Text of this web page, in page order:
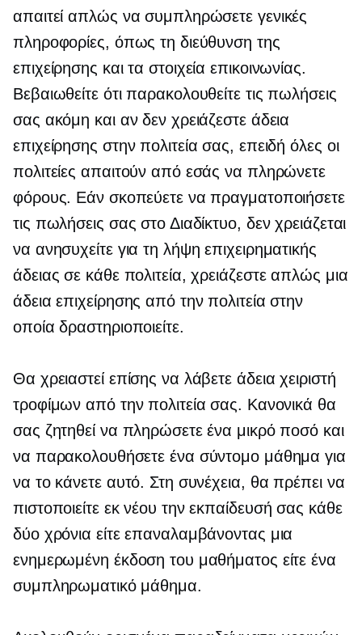
απαιτεί απλώς να συμπληρώσετε γενικές
πληροφορίες, όπως τη διεύθυνση της
επιχείρησης και τα στοιχεία επικοινωνίας.
Βεβαιωθείτε ότι παρακολουθείτε τις πωλήσεις
σας ακόμη και αν δεν χρειάζεστε άδεια
επιχείρησης στην πολιτεία σας, επειδή όλες οι
πολιτείες απαιτούν από εσάς να πληρώνετε
φόρους. Εάν σκοπεύετε να πραγματοποιήσετε
τις πωλήσεις σας στο Διαδίκτυο, δεν χρειάζεται
να ανησυχείτε για τη λήψη επιχειρηματικής
άδειας σε κάθε πολιτεία, χρειάζεστε απλώς μια
άδεια επιχείρησης από την πολιτεία στην
οποία δραστηριοποιείτε.
Θα χρειαστεί επίσης να λάβετε άδεια χειριστή
τροφίμων από την πολιτεία σας. Κανονικά θα
σας ζητηθεί να πληρώσετε ένα μικρό ποσό και
να παρακολουθήσετε ένα σύντομο μάθημα για
να το κάνετε αυτό. Στη συνέχεια, θα πρέπει να
πιστοποιείτε εκ νέου την εκπαίδευσή σας κάθε
δύο χρόνια είτε επαναλαμβάνοντας μια
ενημερωμένη έκδοση του μαθήματος είτε ένα
συμπληρωματικό μάθημα.